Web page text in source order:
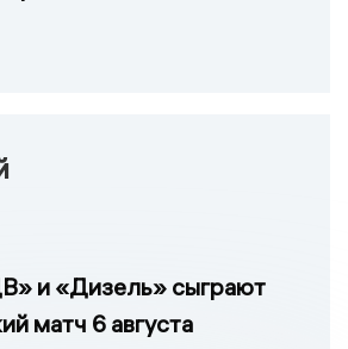
и «Дизель» сыграют
матч 6 августа